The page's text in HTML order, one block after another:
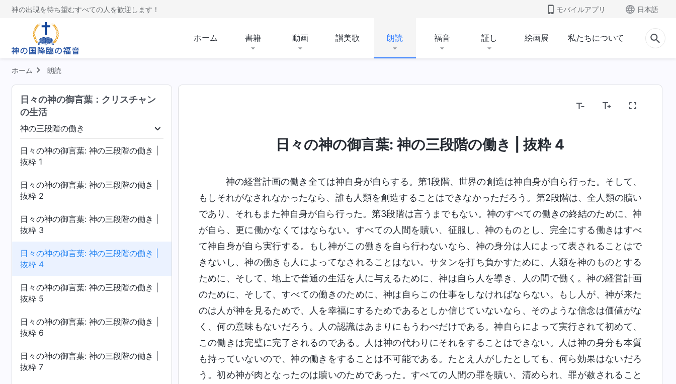
神の出現を待ち望むすべての人を歓迎します！ モバイルアプリ 日本語
ホーム 書籍 動画 讃美歌 朗読 福音 証し 絵画展 私たちについて
ホーム 朗読
日々の神の御言葉：クリスチャン
の生活
神の三段階の働き
神の三段階の働き 神の出現と働き 終わりの日における裁き 受肉 神の働きを認識する 神の性質、および神が所有するものと神そのもの
日々の神の御言葉: 神の三段階の働き |
抜粋 1
日々の神の御言葉: 神の三段階の働き |
抜粋 2
日々の神の御言葉: 神の三段階の働き |
抜粋 3
日々の神の御言葉: 神の三段階の働き |
抜粋 4
日々の神の御言葉: 神の三段階の働き |
抜粋 5
日々の神の御言葉: 神の三段階の働き |
抜粋 6
日々の神の御言葉: 神の三段階の働き |
抜粋 7
日々の神の御言葉: 神の三段階の働き | 抜粋 4
神の経営計画の働き全ては神自身が自らする。第1段階、世界の創造は神自身が自ら行った。そして、
もしそれがなされなかったなら、誰も人類を創造することはできなかっただろう。第2段階は、全人類の贖い
であり、それもまた神自身が自ら行った。第3段階は言うまでもない。神のすべての働きの終結のために、神
が自ら、更に働かなくてはならない。すべての人間を贖い、征服し、神のものとし、完全にする働きはすべ
て神自身が自ら実行する。もし神がこの働きを自ら行わないなら、神の身分は人によって表されることはで
きないし、神の働きも人によってなされることはない。サタンを打ち負かすために、人類を神のものとする
ために、そして、地上で普通の生活を人に与えるために、神は自ら人を導き、人の間で働く。神の経営計画
のために、そして、すべての働きのために、神は自らこの仕事をしなければならない。もし人が、神が来た
のは人が神を見るためで、人を幸福にするためであるとしか信じていないなら、そのような信念は価値がな
く、何の意味もないだろう。人の認識はあまりにもうわべだけである。神自らによって実行されて初めて、
この働きは完璧に完了されるのである。人は神の代わりにそれをすることはできない。人は神の身分も本質
も持っていないので、神の働きをすることは不可能である。たとえ人がしたとしても、何ら効果はないだろ
う。初め神が肉となったのは贖いのためであった。すべての人間の罪を贖い、清められ、罪が赦されること